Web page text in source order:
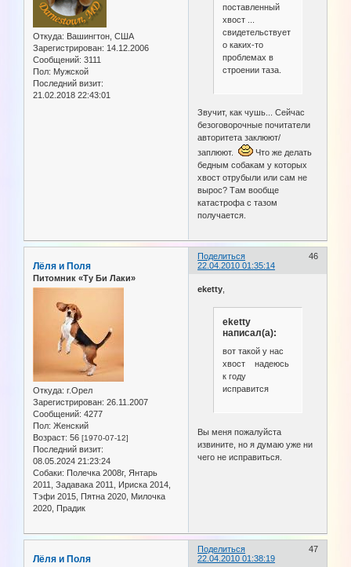
Откуда: Вашингтон, США
Зарегистрирован: 14.12.2006
Сообщений: 3111
Пол: Мужской
Последний визит:
21.02.2018 22:43:01
поставленный
хвост ...
свидетельствует
о каких-то
проблемах в
строении таза.
Звучит, как чушь... Сейчас
безоговорочные почитатели
авторитета заклюют/
заплюют.
Что же делать
бедным собакам у которых
хвост отрубыли или сам не
вырос? Там вообще
катастрофа с тазом
получается.
Поделиться
46
22.04.2010 01:35:14
Лёля и Поля
Питомник «Ту Би Лаки»
Откуда: г.Орел
Зарегистрирован: 26.11.2007
Сообщений: 4277
Пол: Женский
Возраст: 56 [1970-07-12]
Последний визит:
08.05.2024 21:23:24
Собаки: Полечка 2008г, Янтарь
2011, Задавака 2011, Ириска 2014,
Тэфи 2015, Пятна 2020, Милочка
2020, Прадик
eketty
eketty
написал(а):
вот такой у нас
хвост надеюсь
к году
исправится
Вы меня пожалуйста
извините, но я думаю уже ни
чего не исправиться.
Поделиться
47
22.04.2010 01:38:19
Лёля и Поля